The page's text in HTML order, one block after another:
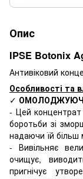
Опис
IPSE Botonix
Антивіковий
Особливості та
✓
- Цей
боротьби зі
надаючи їй
- Вивільняє
очищує,
пригнічує